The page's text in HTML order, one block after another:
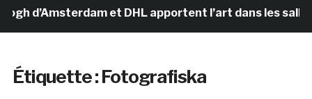
et DHL apportent l’art dans les salles de
Étiquette :Fotografiska